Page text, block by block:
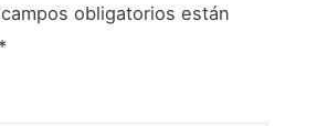
obligatorios están
*